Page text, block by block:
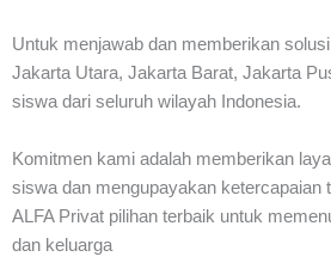
Untuk menjawab dan memberikan
Jakarta Utara, Jakarta Barat, Jakarta
siswa dari seluruh wilayah Indonesia.
Komitmen kami adalah memberikan
siswa dan mengupayakan ketercapaian
ALFA Privat pilihan terbaik untuk
dan keluarga